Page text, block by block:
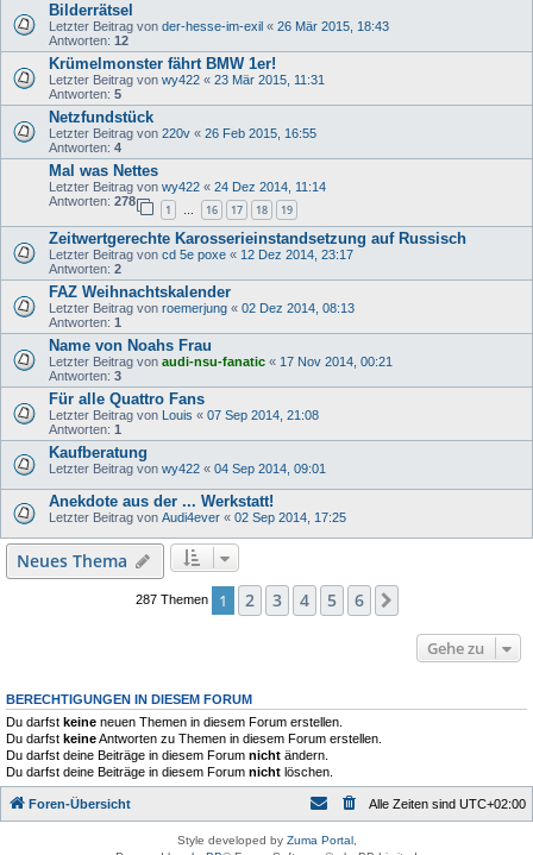
Bilderrätsel
Letzter Beitrag von der-hesse-im-exil « 26 Mär 2015, 18:43
Antworten: 12
Krümelmonster fährt BMW 1er!
Letzter Beitrag von wy422 « 23 Mär 2015, 11:31
Antworten: 5
Netzfundstück
Letzter Beitrag von 220v « 26 Feb 2015, 16:55
Antworten: 4
Mal was Nettes
Letzter Beitrag von wy422 « 24 Dez 2014, 11:14
Antworten: 278
1 … 16 17 18 19
Zeitwertgerechte Karosserieinstandsetzung auf Russisch
Letzter Beitrag von cd 5e poxe « 12 Dez 2014, 23:17
Antworten: 2
FAZ Weihnachtskalender
Letzter Beitrag von roemerjung « 02 Dez 2014, 08:13
Antworten: 1
Name von Noahs Frau
Letzter Beitrag von audi-nsu-fanatic « 17 Nov 2014, 00:21
Antworten: 3
Für alle Quattro Fans
Letzter Beitrag von Louis « 07 Sep 2014, 21:08
Antworten: 1
Kaufberatung
Letzter Beitrag von wy422 « 04 Sep 2014, 09:01
Anekdote aus der ... Werkstatt!
Letzter Beitrag von Audi4ever « 02 Sep 2014, 17:25
Neues Thema
287 Themen 1 2 3 4 5 6
Gehe zu
BERECHTIGUNGEN IN DIESEM FORUM
Du darfst keine neuen Themen in diesem Forum erstellen.
Du darfst keineAntworten zu Themen in diesem Forum erstellen.
Du darfst deine Beiträge in diesem Forum nicht ändern.
Du darfst deine Beiträge in diesem Forum nicht löschen.
Foren-Übersicht Alle Zeiten sind UTC+02:00
Style developed by Zuma Portal,